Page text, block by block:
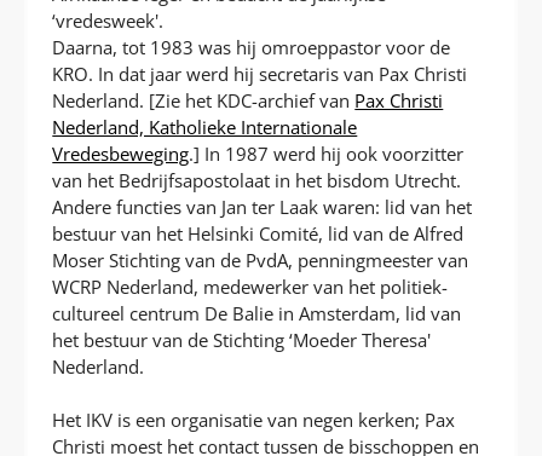
‘vredesweek'.
Daarna, tot 1983 was hij omroeppastor voor de
KRO. In dat jaar werd hij secretaris van Pax Christi
Nederland. [Zie het KDC-archief van Pax Christi
Nederland, Katholieke Internationale
Vredesbeweging.] In 1987 werd hij ook voorzitter
van het Bedrijfsapostolaat in het bisdom Utrecht.
Andere functies van Jan ter Laak waren: lid van het
bestuur van het Helsinki Comité, lid van de Alfred
Moser Stichting van de PvdA, penningmeester van
WCRP Nederland, medewerker van het politiek-
cultureel centrum De Balie in Amsterdam, lid van
het bestuur van de Stichting ‘Moeder Theresa'
Nederland.
Het IKV is een organisatie van negen kerken; Pax
Christi moest het contact tussen de bisschoppen en